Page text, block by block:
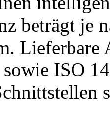
beträgt je
ISO